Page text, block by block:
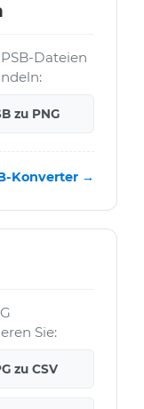
Dateien
zu PNG
Konverter →
Sie:
zu CSV